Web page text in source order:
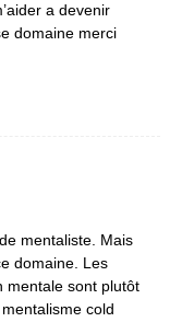
a devenir
domaine merci
mentaliste. Mais
domaine. Les
mentale sont plutôt
cold